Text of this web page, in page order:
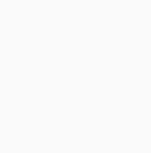
Basis neuer
Als
wir